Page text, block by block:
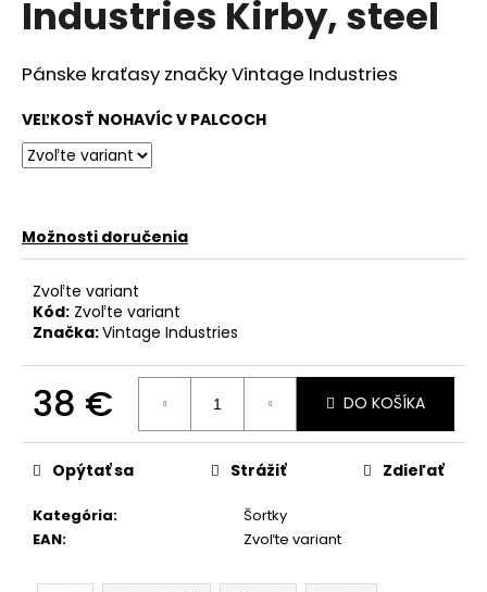
Industries Kirby, steel
Pánske kraťasy značky Vintage Industries
VEĽKOSŤ NOHAVÍC V PALCOCH
Možnosti doručenia
Zvoľte variant
Kód: Zvoľte variant
Značka:Vintage Industries
38 €
cena:
DO KOŠÍKA
Kategória:
Šortky
EAN: Zvoľte variant
Opýtať sa Strážiť Zdieľať
á
s
ť
?
O
d
p
o
r
ú
a
m